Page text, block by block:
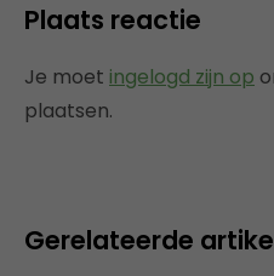
Plaats reactie
Je moet ingelogd zijn op
plaatsen.
Gerelateerde